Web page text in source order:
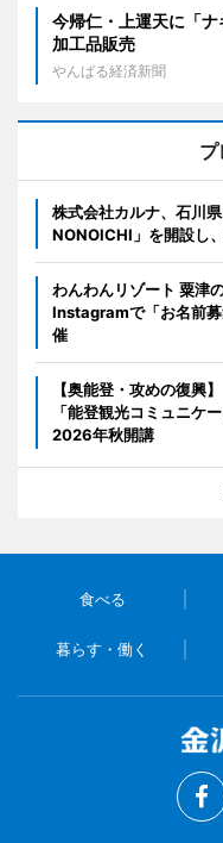
今帰仁・上運天に「
加工品販売
やんばる経済新聞
株式会社カルナ、石川
NONOICHI」を開設し
わんわんリゾート 粟津
Instagramで「お名前
催
【奥能登・攻めの復興
「能登観光コミュニケ
2026年秋開講
食べる
暮らす・働く